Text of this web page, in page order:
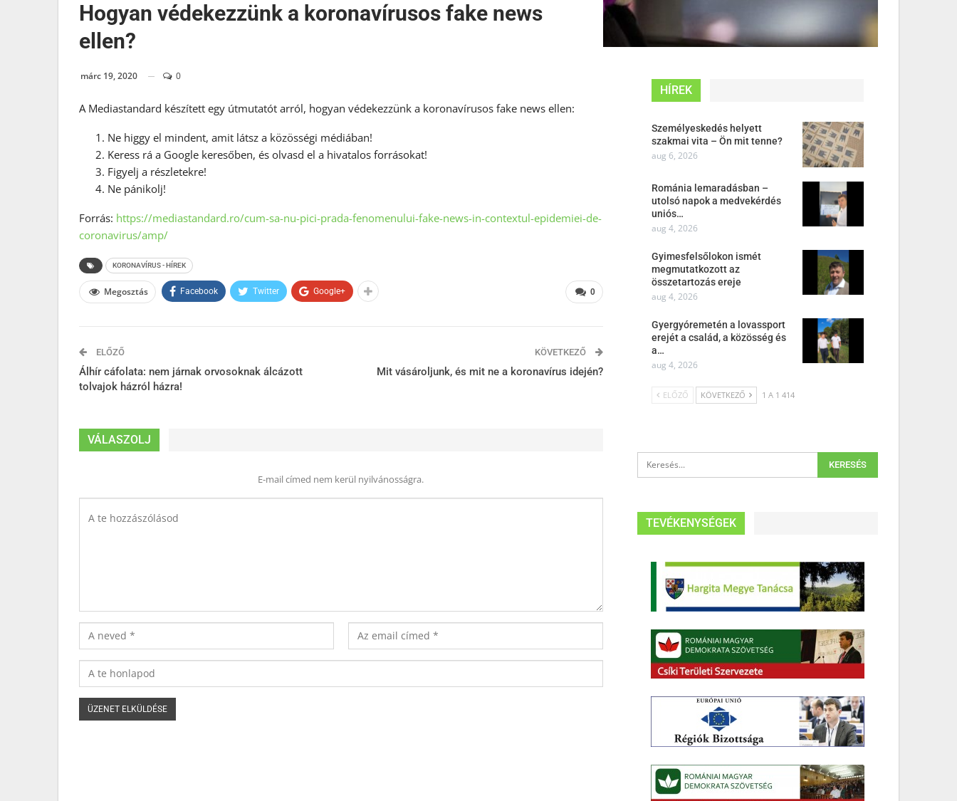
Hogyan védekezzünk a koronavírusos fake news
ellen?
márc 19, 2020 0
A Mediastandard készített egy útmutatót arról, hogyan védekezzünk a koronavírusos fake news ellen:
Ne higgy el mindent, amit látsz a közösségi médiában!
Keress rá a Google keresőben, és olvasd el a hivatalos forrásokat!
Figyelj a részletekre!
Ne pánikolj!
Forrás: https://mediastandard.ro/cum-sa-nu-pici-prada-fenomenului-fake-news-in-contextul-epidemiei-de-
coronavirus/amp/
KORONAVÍRUS - HÍREK
0
Megosztás Facebook Twitter Google+
ELŐZŐ
Álhír cáfolata: nem járnak orvosoknak álcázott
tolvajok házról házra!
KÖVETKEZŐ
Mit vásároljunk, és mit ne a koronavírus idején?
VÁLASZOLJ
E-mail címed nem kerül nyilvánosságra.
HÍREK
Személyeskedés helyett
szakmai vita – Ön mit tenne?
aug 6, 2026
Románia lemaradásban –
utolsó napok a medvekérdés
uniós…
aug 4, 2026
Gyimesfelsőlokon ismét
megmutatkozott az
összetartozás ereje
aug 4, 2026
Gyergyóremetén a lovassport
erejét a család, a közösség és
a…
aug 4, 2026
ELŐZŐ KÖVETKEZŐ 1 A 1 414
TEVÉKENYSÉGEK